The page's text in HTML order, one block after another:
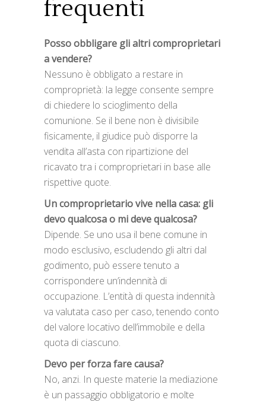
frequenti
Posso obbligare gli altri comproprietari
a vendere?
Nessuno è obbligato a restare in
comproprietà: la legge consente sempre
di chiedere lo scioglimento della
comunione. Se il bene non è divisibile
fisicamente, il giudice può disporre la
vendita all’asta con ripartizione del
ricavato tra i comproprietari in base alle
rispettive quote.
Un comproprietario vive nella casa: gli
devo qualcosa o mi deve qualcosa?
Dipende. Se uno usa il bene comune in
modo esclusivo, escludendo gli altri dal
godimento, può essere tenuto a
corrispondere un’indennità di
occupazione. L’entità di questa indennità
va valutata caso per caso, tenendo conto
del valore locativo dell’immobile e della
quota di ciascuno.
Devo per forza fare causa?
No, anzi. In queste materie la mediazione
è un passaggio obbligatorio e molte